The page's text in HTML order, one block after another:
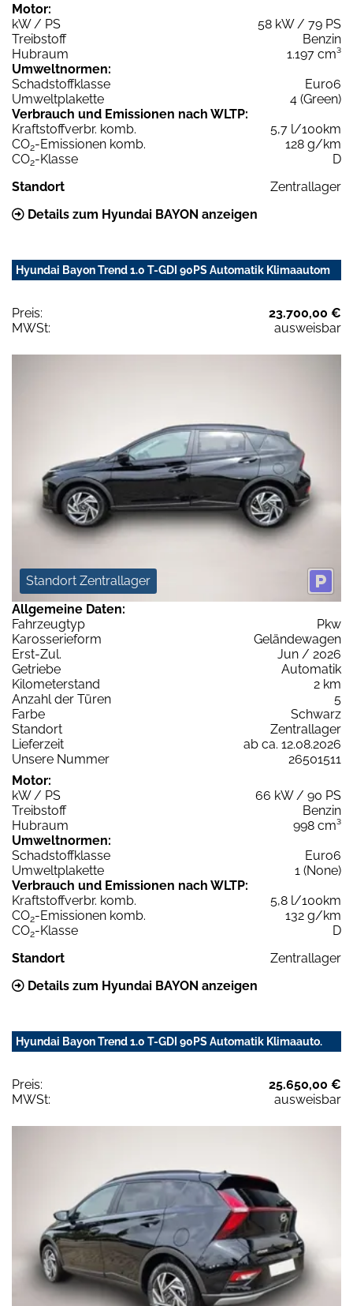
Motor:
kW / PS
58 kW / 79 PS
Treibstoff
Benzin
Hubraum
1.197 cm³
Umweltnormen:
Schadstoffklasse
Euro6
Umweltplakette
4 (Green)
Verbrauch und Emissionen nach WLTP:
Kraftstoffverbr. komb.
5,7 l/100km
CO2-Emissionen komb.
128 g/km
CO2-Klasse
D
Standort
Zentrallager
Details zum Hyundai BAYON anzeigen
Hyundai Bayon Trend 1.0 T-GDI 90PS Automatik Klimaautom
Preis:
23.700,00 €
MWSt:
ausweisbar
Standort Zentrallager
Allgemeine Daten:
Fahrzeugtyp
Pkw
Karosserieform
Geländewagen
Erst-Zul.
Jun / 2026
Getriebe
Automatik
Kilometerstand
2 km
Anzahl der Türen
5
Farbe
Schwarz
Standort
Zentrallager
Lieferzeit
ab ca. 12.08.2026
Unsere Nummer
26501511
Motor:
kW / PS
66 kW / 90 PS
Treibstoff
Benzin
Hubraum
998 cm³
Umweltnormen:
Schadstoffklasse
Euro6
Umweltplakette
1 (None)
Verbrauch und Emissionen nach WLTP:
Kraftstoffverbr. komb.
5,8 l/100km
CO2-Emissionen komb.
132 g/km
CO2-Klasse
D
Standort
Zentrallager
Details zum Hyundai BAYON anzeigen
Hyundai Bayon Trend 1.0 T-GDI 90PS Automatik Klimaauto.
Preis:
25.650,00 €
MWSt:
ausweisbar